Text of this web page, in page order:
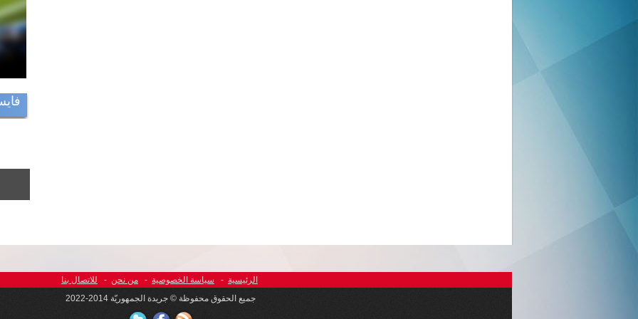
الرئيسية - سياسة الخصوصية - من نحن -
للاتصال بنا
جميع الحقوق محفوظة © جريدة الجمهوريّة 2014-2022